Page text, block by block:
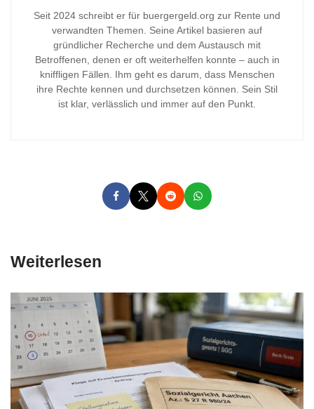
Seit 2024 schreibt er für buergergeld.org zur Rente und
verwandten Themen. Seine Artikel basieren auf
gründlicher Recherche und dem Austausch mit
Betroffenen, denen er oft weiterhelfen konnte – auch in
kniffligen Fällen. Ihm geht es darum, dass Menschen
ihre Rechte kennen und durchsetzen können. Sein Stil
ist klar, verlässlich und immer auf den Punkt.
Weiterlesen